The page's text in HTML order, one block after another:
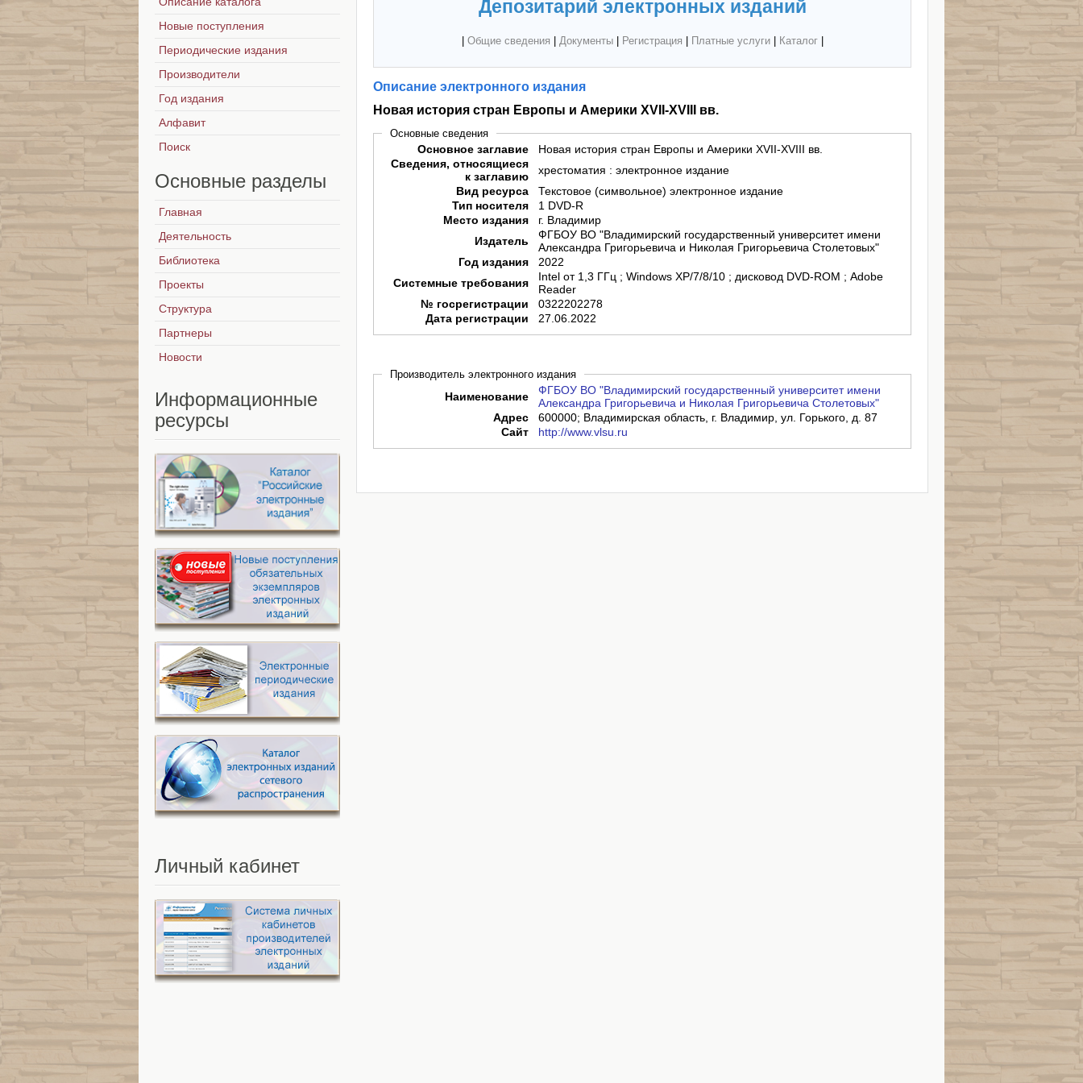
Депозитарий электронных изданий
Общие сведения Документы| Регистрация Платные услуги| Каталог|
Описание электронного издания
Новая история стран Европы и Америки XVII-XVIII вв.
Основные сведения
Основное заглавие
Новая история стран Европы и Америки XVII-XVIII вв.
Сведения, относящиеся
к заглавию
хрестоматия : электронное издание
Вид ресурса
Текстовое (символьное) электронное издание
Тип носителя
1 DVD-R
Место издания
г. Владимир
Издатель
ФГБОУ ВО "Владимирский государственный университет имени
Александра Григорьевича и Николая Григорьевича Столетовых"
Год издания
2022
Системные требования
Intel от 1,3 ГГц ; Windows XP/7/8/10 ; дисковод DVD-ROM ; Adobe
Reader
№ госрегистрации
0322202278
Дата регистрации
27.06.2022
Производитель электронного издания
Наименование
ФГБОУ ВО "Владимирский государственный университет имени
Александра Григорьевича и Николая Григорьевича Столетовых"
Адрес
600000; Владимирская область, г. Владимир, ул. Горького, д. 87
Сайт
http://www.vlsu.ru
Новые поступления
Периодические издания
Производители
Год издания
Алфавит
Поиск
Основные разделы
Главная
Деятельность
Библиотека
Проекты
Структура
Партнеры
Новости
Информационные
ресурсы
Личный кабинет